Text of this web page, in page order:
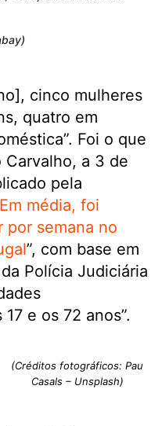
cinco mulheres
quatro em
Foi o que
Carvalho, a 3 de
pela
Em média, foi
por semana no
”, com base em
Polícia Judiciária
e os 72 anos”.
(Créditos fotográficos: Pau
Casals – Unsplash)